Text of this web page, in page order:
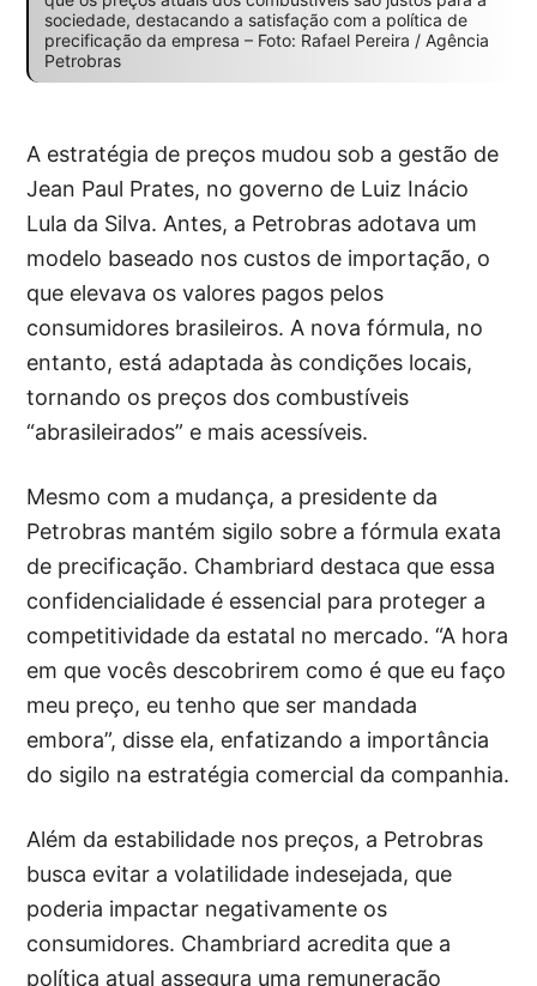
sociedade, destacando a satisfação com a política de
precificação da empresa – Foto: Rafael Pereira / Agência
Petrobras
A estratégia de preços mudou sob a gestão de
Jean Paul Prates, no governo de Luiz Inácio
Lula da Silva. Antes, a Petrobras adotava um
modelo baseado nos custos de importação, o
que elevava os valores pagos pelos
consumidores brasileiros. A nova fórmula, no
entanto, está adaptada às condições locais,
tornando os preços dos combustíveis
“abrasileirados” e mais acessíveis.
Mesmo com a mudança, a presidente da
Petrobras mantém sigilo sobre a fórmula exata
de precificação. Chambriard destaca que essa
confidencialidade é essencial para proteger a
competitividade da estatal no mercado. “A hora
em que vocês descobrirem como é que eu faço
meu preço, eu tenho que ser mandada
embora”, disse ela, enfatizando a importância
do sigilo na estratégia comercial da companhia.
Além da estabilidade nos preços, a Petrobras
busca evitar a volatilidade indesejada, que
poderia impactar negativamente os
consumidores. Chambriard acredita que a
política atual assegura uma remuneração